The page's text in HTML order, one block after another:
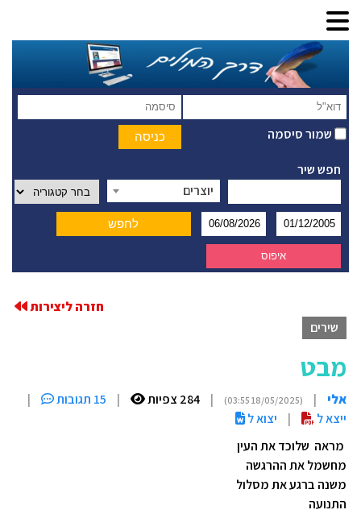
שמור סיסמה
חפש שיר
יוצרים
חזרה ליצירות
שירים
מבט
אלי |
(18/05/2025 03:55)
| 284 צפיות | 15 תגובות
|
ייצא ל
|
יצוא ל
מראה שלוכד את העין
מחשמל את ההרגשה
משנה ברגע את מסלול
התנועה